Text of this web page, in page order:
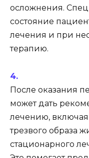
осложнения.
состояние
лечения и при
терапию.
После оказания
может дать
лечению,
трезвого образа
стационарного